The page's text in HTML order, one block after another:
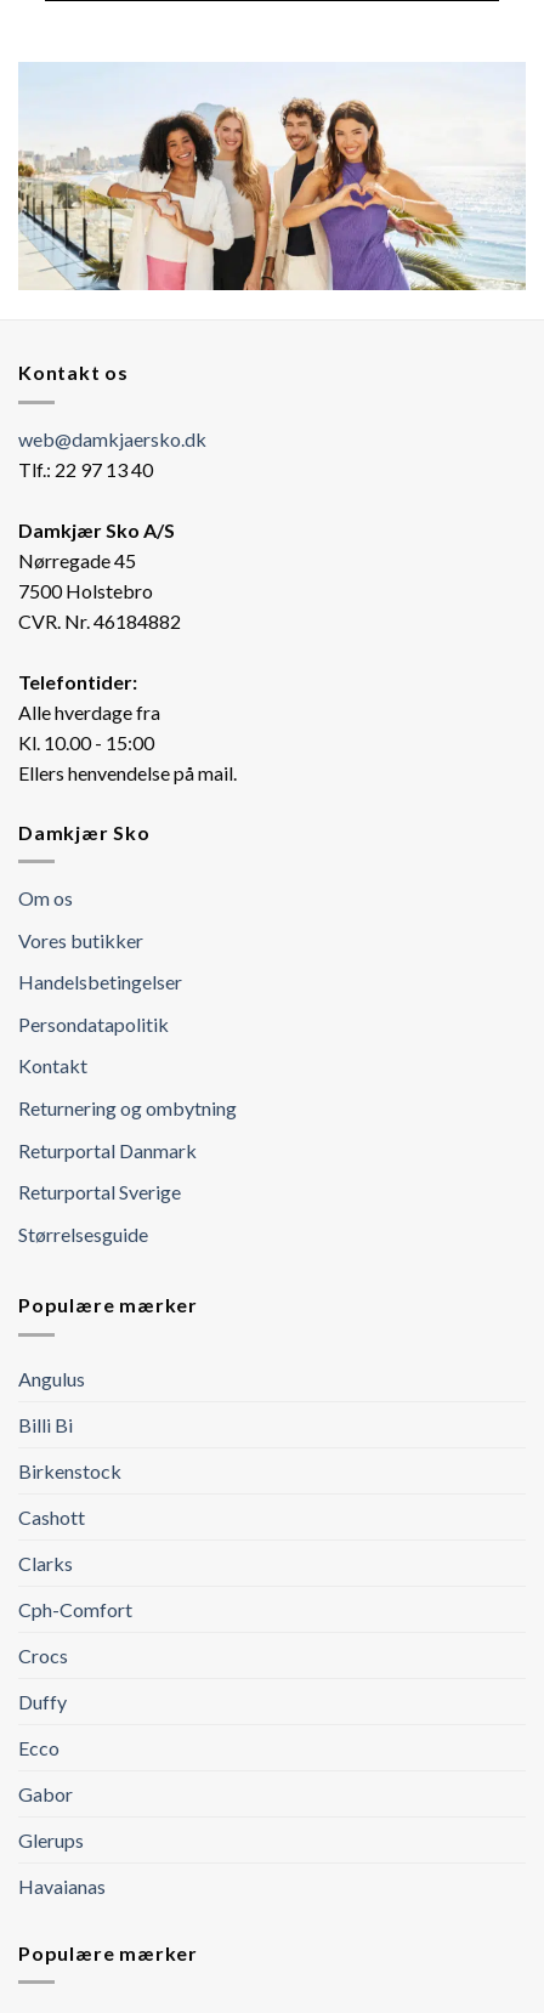
Kontakt os
web@damkjaersko.dk
Tlf.: 22 97 13 40
Damkjær Sko A/S
Nørregade 45
7500 Holstebro
CVR. Nr. 46184882
Telefontider:
Alle hverdage fra
Kl. 10.00 - 15:00
Ellers henvendelse på mail.
Damkjær Sko
Om os
Vores butikker
Handelsbetingelser
Persondatapolitik
Kontakt
Returnering og ombytning
Returportal Danmark
Returportal Sverige
Størrelsesguide
Populære mærker
Angulus
Billi Bi
Birkenstock
Cashott
Clarks
Cph-Comfort
Crocs
Duffy
Ecco
Gabor
Glerups
Havaianas
Populære mærker